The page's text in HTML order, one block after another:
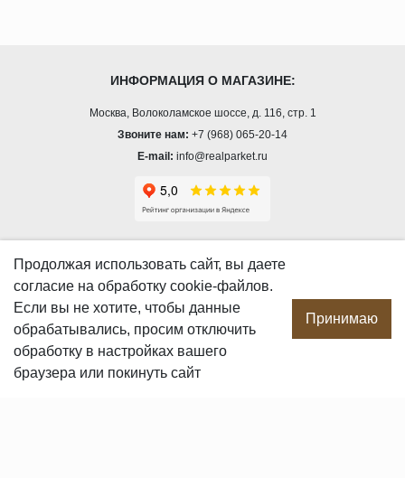
ИНФОРМАЦИЯ О МАГАЗИНЕ:
Москва, Волоколамское шоссе, д. 116, стр. 1
Звоните нам: +7 (968) 065-20-14
E-mail: info@realparket.ru
О компании
Производство
Сотрудничество
Сертификаты продукции
Вакансии
Продолжая использовать сайт, вы даете
согласие на обработку cookie-файлов.
Если вы не хотите, чтобы данные
обрабатывались, просим отключить
обработку в настройках вашего
браузера или покинуть сайт
Принимаю